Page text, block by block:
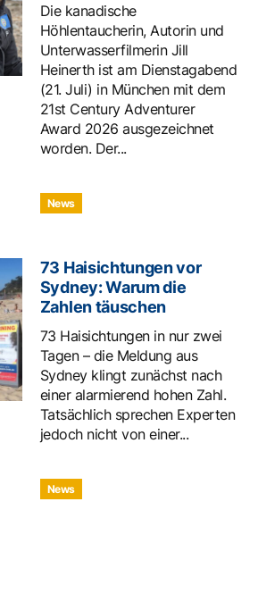
Die kanadische
Höhlentaucherin, Autorin und
Unterwasserfilmerin Jill
Heinerth ist am Dienstagabend
(21. Juli) in München mit dem
21st Century Adventurer
Award 2026 ausgezeichnet
worden. Der...
News
73 Haisichtungen vor
Sydney: Warum die
Zahlen täuschen
73 Haisichtungen in nur zwei
Tagen – die Meldung aus
Sydney klingt zunächst nach
einer alarmierend hohen Zahl.
Tatsächlich sprechen Experten
jedoch nicht von einer...
News